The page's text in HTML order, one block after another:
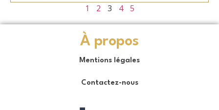
1 2 3 4 5
À propos
Mentions légales
Contactez-nous